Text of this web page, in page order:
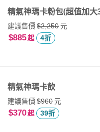
精氣神瑪卡粉包(超值加大
建議售價$2,250元
$885起 4折
精氣神瑪卡飲
建議售價$960元
$370起 39折